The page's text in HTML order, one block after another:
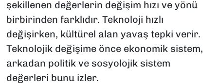
şekillenen değerlerin değişim hızı ve yönü
birbirinden farklıdır. Teknoloji hızlı
değişirken, kültürel alan yavaş tepki verir.
Teknolojik değişime önce ekonomik sistem,
arkadan politik ve sosyolojik sistem
değerleri bunu izler.